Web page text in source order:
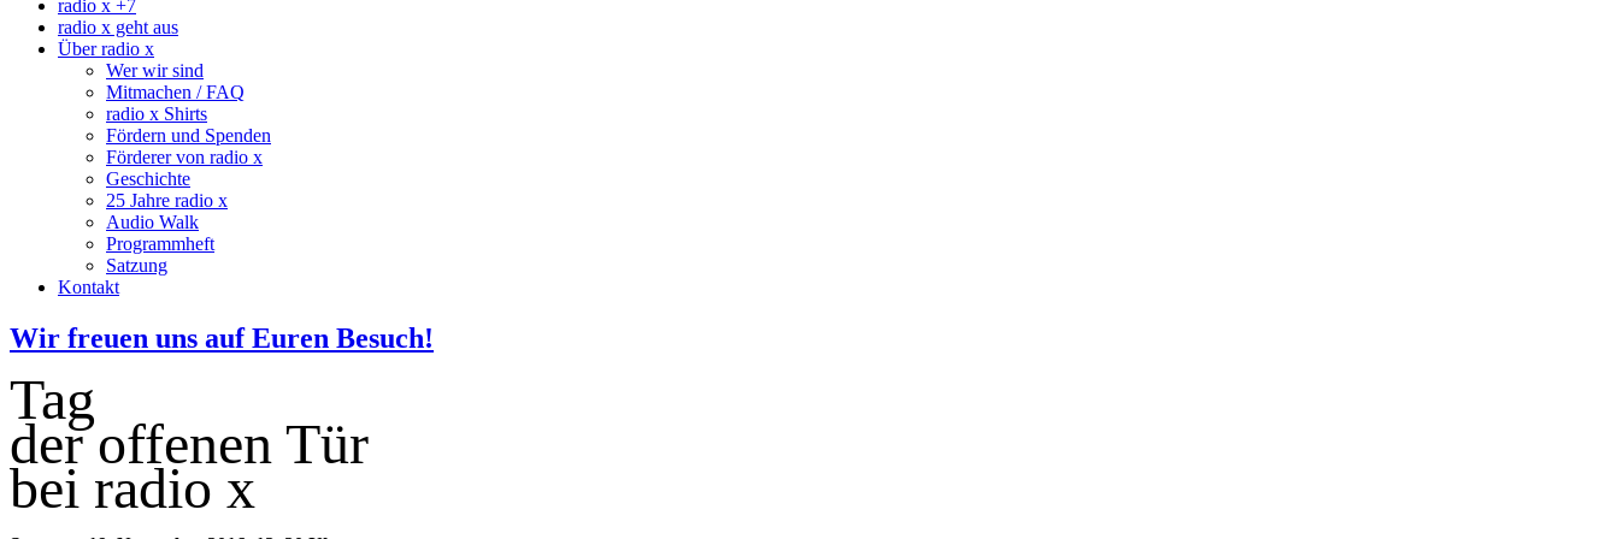
radio x +7
radio x geht aus
Über radio x
Wer wir sind
Mitmachen / FAQ
radio x Shirts
Fördern und Spenden
Förderer von radio x
Geschichte
25 Jahre radio x
Audio Walk
Programmheft
Satzung
Kontakt
Wir freuen uns auf Euren Besuch!
Tag
der offenen Tür
bei radio x